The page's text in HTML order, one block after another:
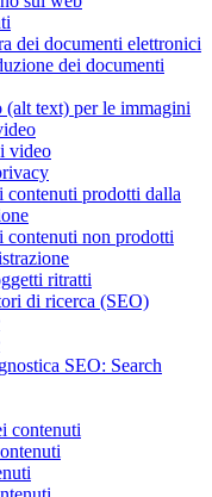
dei documenti elettronici
dei documenti
(alt text) per le immagini
video
contenuti prodotti dalla
contenuti non prodotti
ritratti
di ricerca (SEO)
SEO: Search
contenuti